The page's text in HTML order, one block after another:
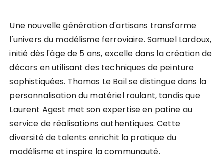
Une nouvelle génération d'artisans transforme
l'univers du modélisme ferroviaire. Samuel Lardoux,
initié dès l'âge de 5 ans, excelle dans la création de
décors en utilisant des techniques de peinture
sophistiquées. Thomas Le Bail se distingue dans la
personnalisation du matériel roulant, tandis que
Laurent Agest met son expertise en patine au
service de réalisations authentiques. Cette
diversité de talents enrichit la pratique du
modélisme et inspire la communauté.